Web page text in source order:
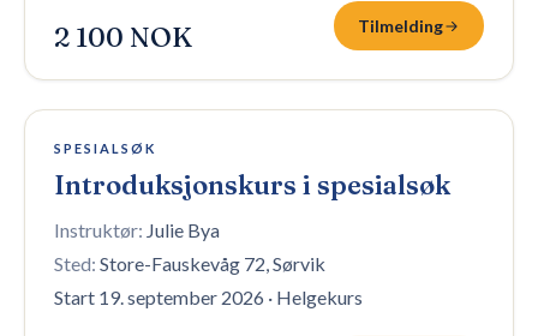
2 100 NOK Tilmelding
1 plass igjen
SPESIALSØK
Introduksjonskurs i spesialsøk
Instruktør: Julie Bya
Sted: Store-Fauskevåg 72, Sørvik
Start 19. september 2026 · Helgekurs